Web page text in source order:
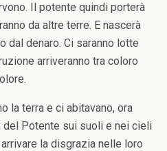
Il potente quindi porterà
da altre terre. E nascerà
dal denaro. Ci saranno lotte
arriveranno tra coloro
la terra e ci abitavano, ora
Potente sui suoli e nei cieli
la disgrazia nelle loro